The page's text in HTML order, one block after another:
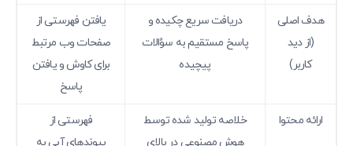
هدف اصلی
(از دید
کاربر)
دریافت سریع چکیده و
پاسخ مستقیم به سؤالات
پیچیده
یافتن فهرستی از
صفحات وب مرتبط
برای کاوش و یافتن
پاسخ
ارائه محتوا
خلاصه تولید شده توسط
هوش مصنوعی در بالای
فهرستی از
پیوندهای آبی به